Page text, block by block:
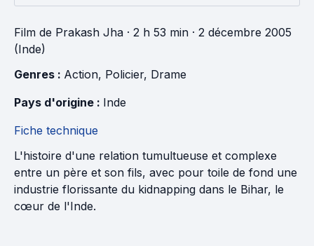
Film de Prakash Jha · 2 h 53 min · 2 décembre 2005
(Inde)
Genres : Action, Policier, Drame
Pays d'origine : Inde
Fiche technique
L'histoire d'une relation tumultueuse et complexe
entre un père et son fils, avec pour toile de fond une
industrie florissante du kidnapping dans le Bihar, le
cœur de l'Inde.